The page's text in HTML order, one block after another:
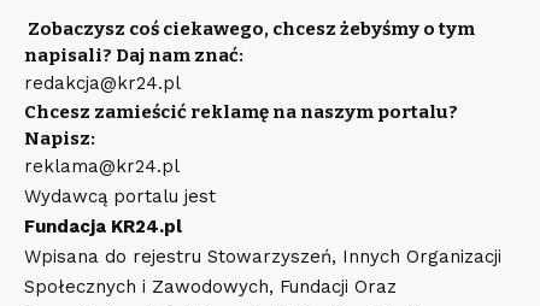
Zobaczysz coś ciekawego, chcesz żebyśmy o tym
napisali? Daj nam znać:
redakcja@kr24.pl
Chcesz zamieścić reklamę na naszym portalu?
Napisz:
reklama@kr24.pl
Wydawcą portalu jest
Fundacja KR24.pl
Wpisana do rejestru Stowarzyszeń, Innych Organizacji
Społecznych i Zawodowych, Fundacji Oraz